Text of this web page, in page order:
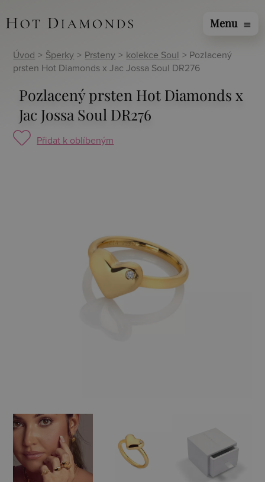
Menu menu
Úvod > Šperky > Prsteny > kolekce Soul
> Pozlacený
prsten Hot Diamonds x Jac Jossa Soul DR276
Pozlacený prsten Hot Diamonds x
Jac Jossa Soul DR276
Přidat k oblíbeným